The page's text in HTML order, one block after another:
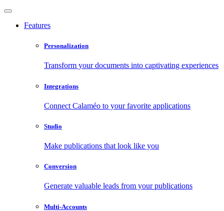
Features
Personalization
Transform your documents into captivating experiences
Integrations
Connect Calaméo to your favorite applications
Studio
Make publications that look like you
Conversion
Generate valuable leads from your publications
Multi-Accounts